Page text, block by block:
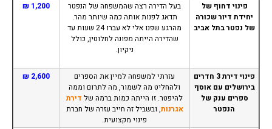
פינוי דחוף של
יחידת דיור שכורה
של נפטר בתל אביב
בעל הדירה רצה שהמשפחה של הנפטר
תדאג לפנות אותה כמה שיותר מהר.
מהרגע שפנו אלי לא עברו 24 שעות עד
שהדירה הייתה מפונה לחלוטין, כולל
ניקיון.
1,200 ₪
פינוי דירת 3 חדרים
בירושלים עם אוסף
ספרים ענק של
הנפטר
עזרתי למשפחה למיין את הספרים
ולהחליט מה לשמור, מה לתרום וממה
להיפטר. זו הייתה כמות ברמה של דירת
אגרנות, ובשביל זה חייב עזרה של חברת
פינוי מקצועית.
2,600 ₪